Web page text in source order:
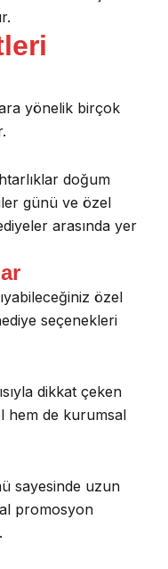
yönelik birçok
doğum
günü ve özel
arasında yer
özel
seçenekleri
dikkat çeken
hem de kurumsal
sayesinde uzun
promosyon